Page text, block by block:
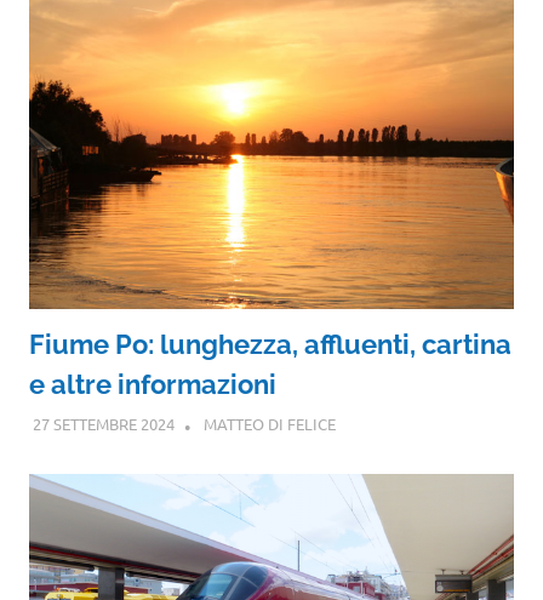
Fiume Po: lunghezza, affluenti, cartina
e altre informazioni
27 SETTEMBRE 2024 MATTEO DI FELICE